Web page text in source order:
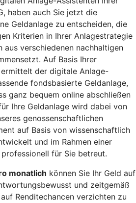
haben auch Sie jetzt die
Geldanlage zu entscheiden, die
Kriterien in Ihrer Anlagestrategie
verschiedenen nachhaltigen
Auf Basis Ihrer
der digitale Anlage-
fondsbasierte Geldanlage,
ganz bequem online abschließen
Ihre Geldanlage wird dabei von
genossenschaftlichen
auf Basis von wissenschaftlich
und im Rahmen einer
für Sie betreut.
monatlich können Sie Ihr Geld auf
und zeitgemäß
Renditechancen verzichten zu